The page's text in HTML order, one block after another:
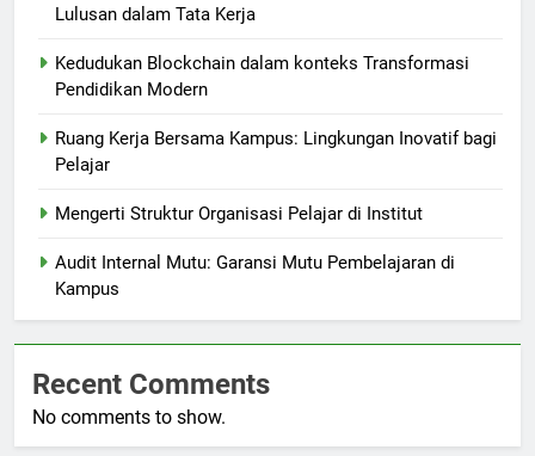
Lulusan dalam Tata Kerja
Kedudukan Blockchain dalam konteks Transformasi
Pendidikan Modern
Ruang Kerja Bersama Kampus: Lingkungan Inovatif bagi
Pelajar
Mengerti Struktur Organisasi Pelajar di Institut
Audit Internal Mutu: Garansi Mutu Pembelajaran di
Kampus
Recent Comments
No comments to show.